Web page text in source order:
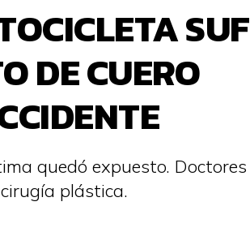
DE CUERO
quedó expuesto.
plástica.